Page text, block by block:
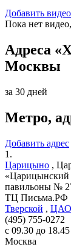
Добавить видео
Пока нет
Адреса
Москвы
за 30 дней
Метро,
Добавить адрес
1.
Царицыно ,
«Царицынский
павильоны №
ТЦ Письма.РФ
Тверской , ЦАО
(495) 755-0272
c 09.30 до 18.45
Москва